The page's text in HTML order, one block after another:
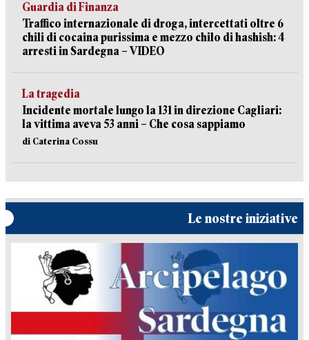
Guardia di Finanza
Traffico internazionale di droga, intercettati oltre 6
chili di cocaina purissima e mezzo chilo di hashish: 4
arresti in Sardegna – VIDEO
La tragedia
Incidente mortale lungo la 131 in direzione Cagliari:
la vittima aveva 53 anni – Che cosa sappiamo
di Caterina Cossu
Le nostre iniziative